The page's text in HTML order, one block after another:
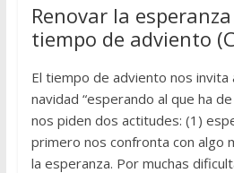
Renovar la
tiempo de adviento
El tiempo de adviento nos invita
navidad “esperando al que ha
nos piden dos actitudes: (1)
primero nos confronta con algo
la esperanza. Por muchas